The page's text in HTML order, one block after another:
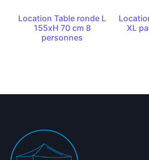
Location Table ronde L
155xH 70 cm 8
personnes
XL